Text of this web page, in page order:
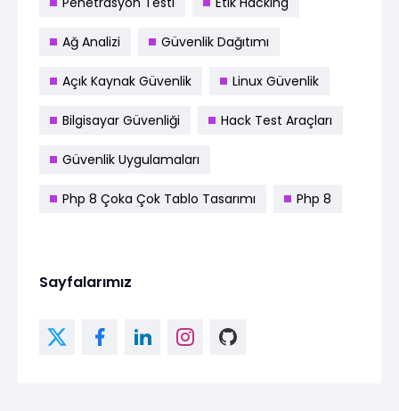
Ağ Analizi Güvenlik Dağıtımı
Açık Kaynak Güvenlik Linux Güvenlik
Bilgisayar Güvenliği Hack Test Araçları
Güvenlik Uygulamaları
Php 8 Çoka Çok Tablo Tasarımı Php 8
Sayfalarımız